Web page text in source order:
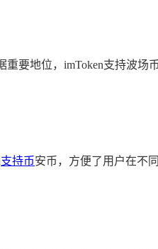
要地位，imToken支持波场
支持币安币，方便了用户在不